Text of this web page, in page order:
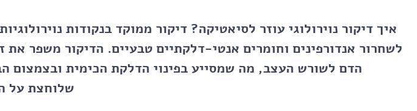
איך דיקור נוירולוגי עוזר לסיאטיקה? דיקור ממוקד בנקודות
לשחרור אנדורפינים וחומרים אנטי-דלקתיים טבעיים. הדיקור משפר את
הדם לשורש העצב, מה שמסייע בפינוי הדלקת הכימית ובצמצום
שלוחצת על